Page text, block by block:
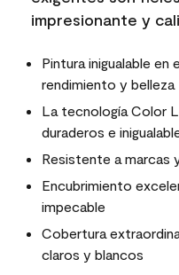
impresionante y
Pintura inigualable
rendimiento y belleza
La tecnología Color
duraderos e
Resistente a marcas
Encubrimiento
impecable
Cobertura
claros y blancos